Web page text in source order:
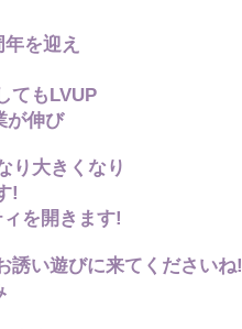
を迎え
てもLVUP
が伸び
り大きくなり
!
を開きます!
誘い遊びに来てくださいね!